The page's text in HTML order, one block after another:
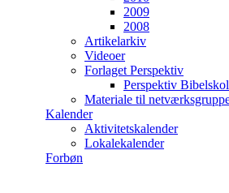
2009
2008
Artikelarkiv
Videoer
Forlaget Perspektiv
Perspektiv
Materiale til
Kalender
Aktivitetskalender
Lokalekalender
Forbøn